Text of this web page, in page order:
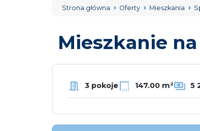
Strona główna Oferty Mieszkania
Mieszkanie
3 pokoje 147.00 m² 5